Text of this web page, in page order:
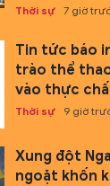
Thời sự 7 giờ
Tin tức báo
trào thể
vào thực
Thời sự 9 giờ
Xung đột
ngoặt khốn